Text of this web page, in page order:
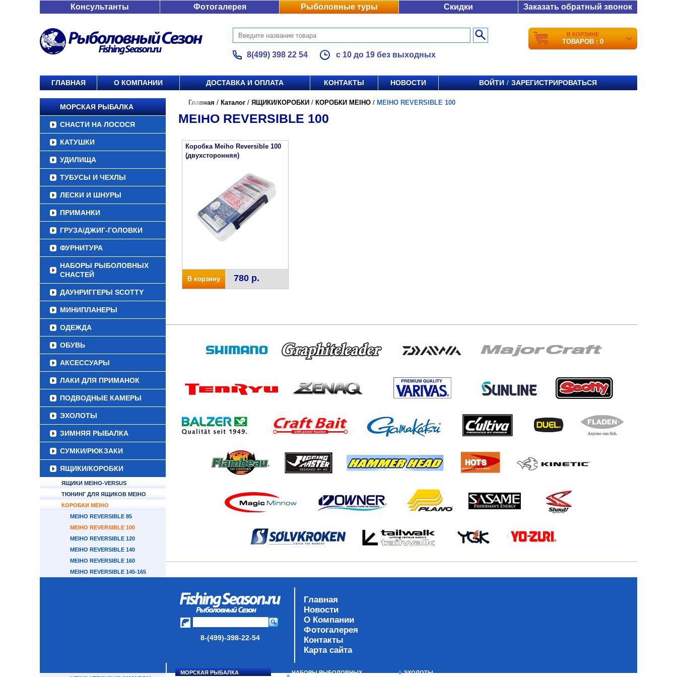
Консультанты Фотогалерея Рыболовные туры Скидки Заказать обратный звонок
8(499) 398 22 54 с 10 до 19 без выходных
В КОРЗИНЕ
ТОВАРОВ : 0
ГЛАВНАЯ О КОМПАНИИ ДОСТАВКА И ОПЛАТА КОНТАКТЫ НОВОСТИ ВОЙТИ / ЗАРЕГИСТРИРОВАТЬСЯ
МОРСКАЯ РЫБАЛКА
СНАСТИ НА ЛОСОСЯ
КАТУШКИ
УДИЛИЩА
ТУБУСЫ И ЧЕХЛЫ
ЛЕСКИ И ШНУРЫ
ПРИМАНКИ
ГРУЗА/ДЖИГ-ГОЛОВКИ
ФУРНИТУРА
НАБОРЫ РЫБОЛОВНЫХ
СНАСТЕЙ
ДАУНРИГГЕРЫ SCOTTY
МИНИПЛАНЕРЫ
ОДЕЖДА
ОБУВЬ
АКСЕССУАРЫ
ЛАКИ ДЛЯ ПРИМАНОК
ПОДВОДНЫЕ КАМЕРЫ
ЭХОЛОТЫ
ЗИМНЯЯ РЫБАЛКА
СУМКИ/РЮКЗАКИ
ЯЩИКИ/КОРОБКИ
ЯЩИКИ MEIHO-VERSUS
ТЮНИНГ ДЛЯ ЯЩИКОВ MEIHO
КОРОБКИ MEIHO
MEIHO REVERSIBLE 85
MEIHO REVERSIBLE 100
MEIHO REVERSIBLE 120
MEIHO REVERSIBLE 140
MEIHO REVERSIBLE 160
MEIHO REVERSIBLE 145-165
Главная / Каталог / ЯЩИКИ/КОРОБКИ / КОРОБКИ MEIHO / MEIHO REVERSIBLE 100
MEIHO REVERSIBLE 100
Коробка Meiho Reversible 100
(двухсторонняя)
В корзину 780 р.
8-(499)-398-22-54
Главная
Новости
О Компании
Фотогалерея
Контакты
Карта сайта
МОРСКАЯ РЫБАЛКА
НАБОРЫ РЫБОЛОВНЫХ
ЭХОЛОТЫ